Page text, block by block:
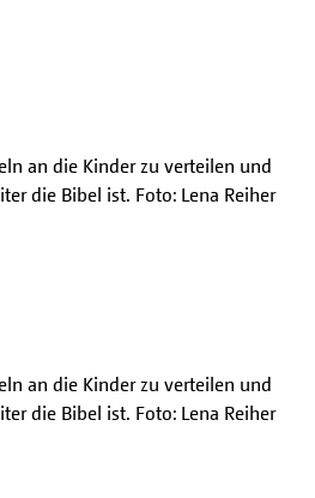
an die Kinder zu verteilen und
die Bibel ist. Foto: Lena Reiher
an die Kinder zu verteilen und
die Bibel ist. Foto: Lena Reiher